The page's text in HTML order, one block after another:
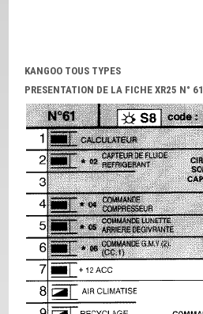
KANGOO TOUS TYPES
PRESENTATION DE LA FICHE XR25 N° 61